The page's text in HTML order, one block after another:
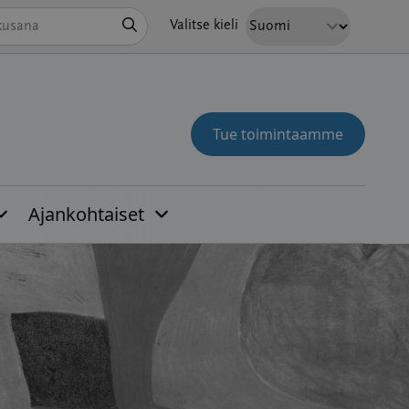
Valitse kieli
Tue toimintaamme
Ajankohtaiset